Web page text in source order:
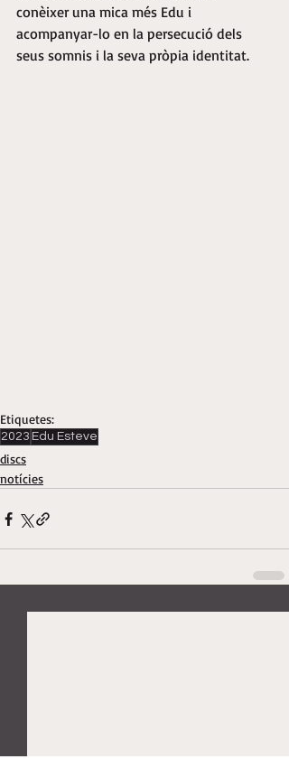
conèixer una mica més Edu i
acompanyar-lo en la persecució dels
seus somnis i la seva pròpia identitat.
Etiquetes:
2023 Edu Esteve
discs
notícies